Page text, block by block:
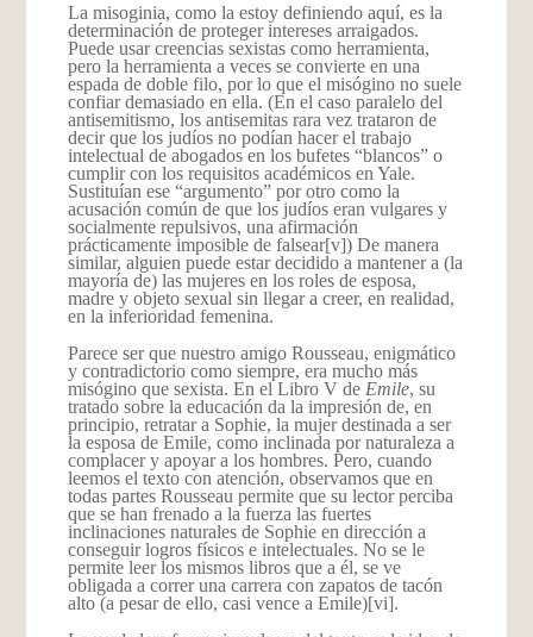
La misoginia, como la estoy definiendo aquí, es la
determinación de proteger intereses arraigados.
Puede usar creencias sexistas como herramienta,
pero la herramienta a veces se convierte en una
espada de doble filo, por lo que el misógino no suele
confiar demasiado en ella. (En el caso paralelo del
antisemitismo, los antisemitas rara vez trataron de
decir que los judíos no podían hacer el trabajo
intelectual de abogados en los bufetes “blancos” o
cumplir con los requisitos académicos en Yale.
Sustituían ese “argumento” por otro como la
acusación común de que los judíos eran vulgares y
socialmente repulsivos, una afirmación
prácticamente imposible de falsear[v]) De manera
similar, alguien puede estar decidido a mantener a (la
mayoría de) las mujeres en los roles de esposa,
madre y objeto sexual sin llegar a creer, en realidad,
en la inferioridad femenina.
Parece ser que nuestro amigo Rousseau, enigmático
y contradictorio como siempre, era mucho más
misógino que sexista. En el Libro V de Emile, su
tratado sobre la educación da la impresión de, en
principio, retratar a Sophie, la mujer destinada a ser
la esposa de Emile, como inclinada por naturaleza a
complacer y apoyar a los hombres. Pero, cuando
leemos el texto con atención, observamos que en
todas partes Rousseau permite que su lector perciba
que se han frenado a la fuerza las fuertes
inclinaciones naturales de Sophie en dirección a
conseguir logros físicos e intelectuales. No se le
permite leer los mismos libros que a él, se ve
obligada a correr una carrera con zapatos de tacón
alto (a pesar de ello, casi vence a Emile)[vi].